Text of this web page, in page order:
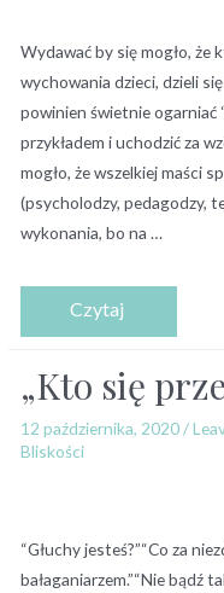
Wydawać by się mogło,
wychowania dzieci, dzieli
powinien świetnie ogarniać
przykładem i uchodzić za
mogło, że wszelkiej maści
(psycholodzy, pedagodzy,
wykonania, bo na …
„Kto się
12 października, 2020/
Bliskości
“Głuchy jesteś?”“Co za
bałaganiarzem.”“Nie bądź